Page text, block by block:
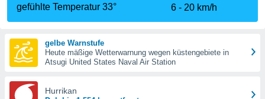
diese
die
gefühlte Temperatur 33°
6
20 km/h
gelbe Warnstufe
Heute mäßige Wetterwarnung wegen küstengebiete in
Atsugi United States Naval Air Station
Hurrikan